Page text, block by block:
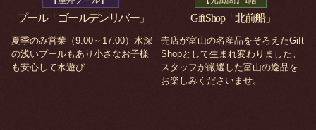
プール「ゴールデンリバー」
夏季のみ営業（9:00～17:00）水深
の浅いプールもあり小さなお子様
も安心して水遊び
Gift Shop「北前船」
売店が富山の名産品をそろえたGift
Shopとして生まれ変わりました。
スタッフが厳選した富山の逸品を
お楽しみくださいませ。